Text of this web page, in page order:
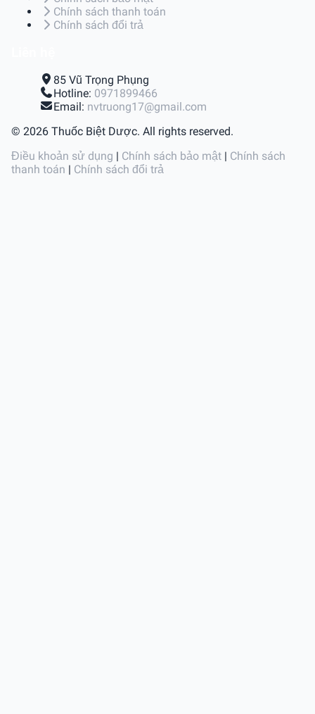
Chính sách thanh toán
Chính sách đổi trả
85 Vũ Trọng Phụng
Hotline: 0971899466
Email: nvtruong17@gmail.com
© 2026 Thuốc Biệt Dược. All rights reserved.
Điều khoản sử dụng | Chính sách bảo mật | Chính sách
thanh toán | Chính sách đổi trả